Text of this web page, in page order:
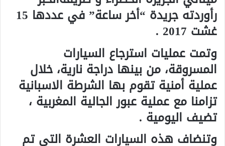
رأوردته جريدة “أخر ساعة” في عددها 15
غشت 2017
.
وتمت عمليات استرجاع السيارات
المسروقة، من بينها دراجة نارية، خلال
عملية أمنية تقوم بها الشرطة الاسبانية
تزامنا مع عملية عبور الجالية المغربية ،
تضيف اليومية .
وتنضاف هذه السيارات العشرة التي تم